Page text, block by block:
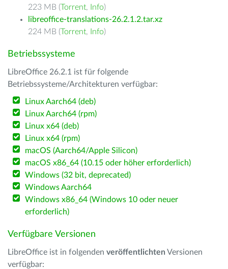
223 MB (Torrent, Info)
libreoffice-translations-26.2.1.2.tar.xz
224 MB (Torrent, Info)
Betriebssysteme
LibreOffice 26.2.1 ist für folgende
Betriebssysteme/Architekturen verfügbar:
Linux Aarch64 (deb)
Linux Aarch64 (rpm)
Linux x64 (deb)
Linux x64 (rpm)
macOS (Aarch64/Apple Silicon)
macOS x86_64 (10.15 oder höher erforderlich)
Windows (32 bit, deprecated)
Windows Aarch64
Windows x86_64 (Windows 10 oder neuer
erforderlich)
Verfügbare Versionen
LibreOffice ist in folgenden veröffentlichten Versionen
verfügbar: